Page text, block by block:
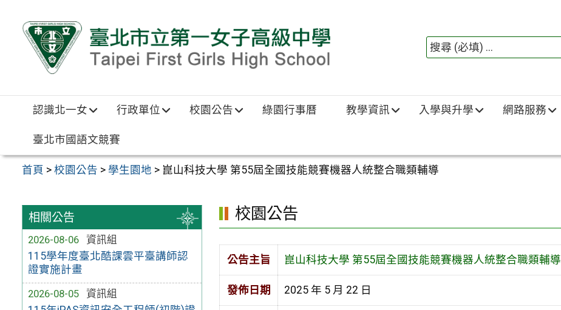
認識北一女 行政單位 校園公告 綠園行事曆 教學資訊 入學與升學 網路服務
臺北市國語文競賽
首頁 >校園公告 > 學生園地 > 崑山科技大學 第55屆全國技能競賽機器人統整合職類輔導
相關公告
2026-08-06
資訊組
115學年度臺北酷課雲平臺講師認
證實施計畫
2026-08-05
資訊組
校園公告
公告主旨 崑山科技大學 第55屆全國技能競賽機器人統整合職類輔導
發佈日期 2025 年 5 月 22 日